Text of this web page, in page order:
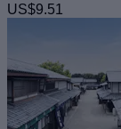
US$9.51